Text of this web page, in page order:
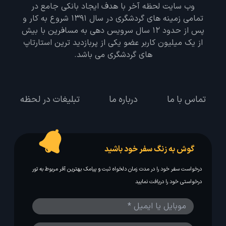
وب سایت لحظه آخر با هدف ایجاد بانکی جامع در
تمامی زمینه های گردشگری در سال 1391 شروع به کار و
پس از حدود 12 سال سرویس دهی به مسافرین با بیش
از یک میلیون کاربر عضو یکی از پربازدید ترین استارتاپ
های گردشگری می باشد.
تماس با ما درباره ما تبلیغات در لحظه
گوش به زنگ سفر خود باشید
درخواست سفر خود را در مدت زمان دلخواه ثبت و پیامک بهترین آفر مربوط به تور
درخواستی خود را دریافت نمایید